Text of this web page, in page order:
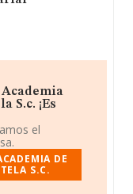
S.c. ¡Es
el
DE
S.C.